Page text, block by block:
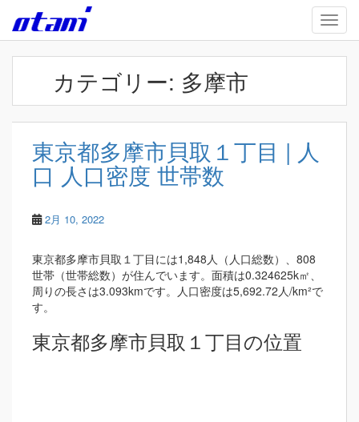
Skip to main content
カテゴリー: 多摩市
東京都多摩市貝取１丁目 | 人
口 人口密度 世帯数
2月 10, 2022
東京都多摩市貝取１丁目には1,848人（人口総数）、808
世帯（世帯総数）が住んでいます。面積は0.324625k㎡、
周りの長さは3.093kmです。人口密度は5,692.72人/km²で
す。
東京都多摩市貝取１丁目の位置